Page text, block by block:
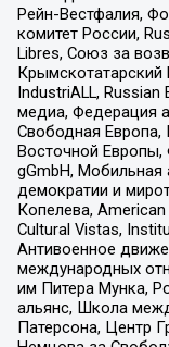
Рейн-Вестфалия,
комитет России,
Libres, Союз за
IndustriALL,
медиа, Федерация
Свободная Европа,
Восточной
gGmbH,
демократии и
Копелева,
Cultural Vistas,
Антивоенное
международных
им Питера Мунка,
альянс, Школа
Патерсона, Центр